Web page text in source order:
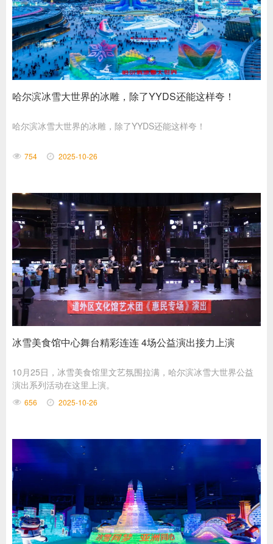
哈尔滨冰雪大世界的冰雕，除了YYDS还能这样夸！
哈尔滨冰雪大世界的冰雕，除了YYDS还能这样夸！
754 2025-10-26
冰雪美食馆中心舞台精彩连连 4场公益演出接力上演
10月25日，冰雪美食馆里文艺氛围拉满，哈尔滨冰雪大世界公益
演出系列活动在这里上演。
656 2025-10-26